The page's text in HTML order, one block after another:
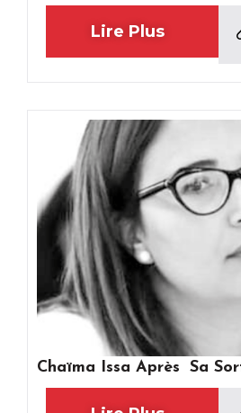
Lire Plus
Chaïma Issa Après Sa